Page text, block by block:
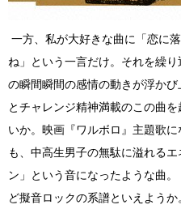
一方、私が大好きな曲に「恋に
ね」という一言だけ。それを繰
の瞬間瞬間の感情の動きが浮か
とチャレンジ精神満載のこの曲
いか。映画『ワルボロ』主題歌に
も、中高生男子の無駄に溢れる
ン」という音になったような曲
ど擬音ロックの系譜といえようか